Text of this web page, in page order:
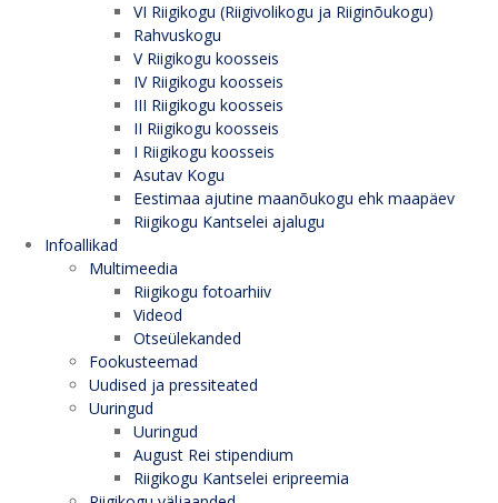
VI Riigikogu (Riigivolikogu ja Riiginõukogu)
Rahvuskogu
V Riigikogu koosseis
IV Riigikogu koosseis
III Riigikogu koosseis
II Riigikogu koosseis
I Riigikogu koosseis
Asutav Kogu
Eestimaa ajutine maanõukogu ehk maapäev
Riigikogu Kantselei ajalugu
Infoallikad
Multimeedia
Riigikogu fotoarhiiv
Videod
Otseülekanded
Fookusteemad
Uudised ja pressiteated
Uuringud
Uuringud
August Rei stipendium
Riigikogu Kantselei eripreemia